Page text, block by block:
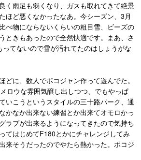
く雨足も弱くなり、ガスも取れてきて絶景
ほど悪くなかったなあ。今シーズン、3月
べ物にならないくらいの粗目雪、ビーズの
ときもあったので全然快適です。まあ、さ
てないので雪が汚れてたのはしょうがな
どに、数人でポコジャン作って遊んでた。
ロウな雰囲気醸し出しつつ、でもやっぱ
いこうというスタイルの三十路パーク、通
かなか出来ない練習とか出来てオモロかっ
ラブが出来るようになってきたので気持ち
てはじめてF180とかにチャレンジしてみ
来そうだったのでやたら熱かった。ポコジ